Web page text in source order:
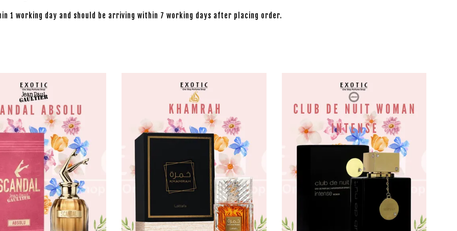
1 working day and should be arriving within 7 working days after placing order.